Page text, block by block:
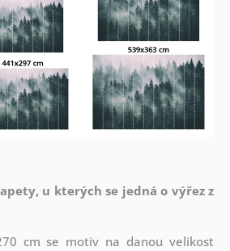
u kterých se jedná o výřez z
cm se motiv na danou velikost